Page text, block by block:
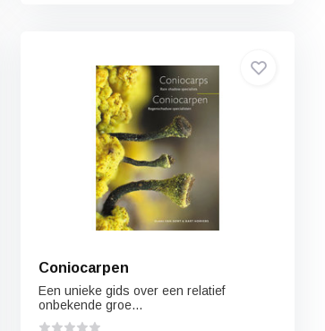
Coniocarpen
Een unieke gids over een relatief
onbekende groe...